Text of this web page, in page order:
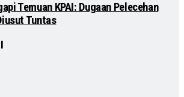
Temuan KPAI: Dugaan Pelecehan
Tuntas